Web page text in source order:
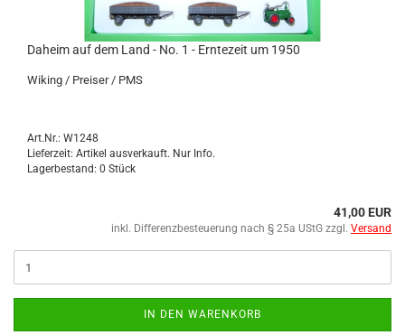
Da­heim auf dem Land - No. 1 - Ern­te­zeit um 1950
Wi­king / Prei­ser / PMS
Art.Nr.: W1248
Lieferzeit: Artikel ausverkauft. Nur Info.
Lagerbestand: 0 Stück
41,00 EUR
inkl. Differenzbesteuerung nach § 25a UStG zzgl. Versand
IN DEN WARENKORB